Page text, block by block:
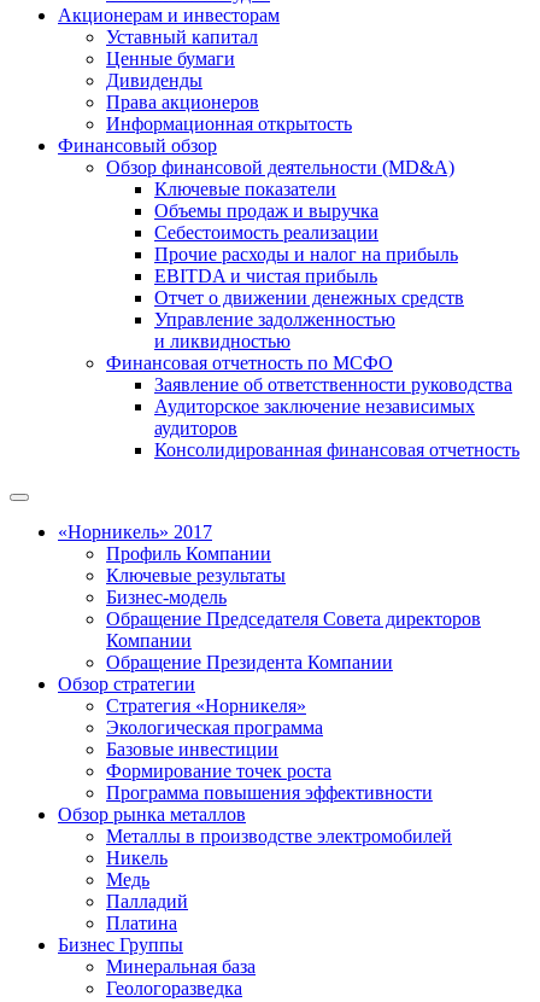
Акционерам и инвесторам
Уставный капитал
Ценные бумаги
Дивиденды
Права акционеров
Информационная открытость
Финансовый обзор
Обзор финансовой деятельности (MD&A)
Ключевые показатели
Объемы продаж и выручка
Себестоимость реализации
Прочие расходы и налог на прибыль
EBITDA и чистая прибыль
Отчет о движении денежных средств
Управление задолженностью
и ликвидностью
Финансовая отчетность по МСФО
Заявление об ответственности руководства
Аудиторское заключение независимых
аудиторов
Консолидированная финансовая отчетность
«Норникель» 2017
Профиль Компании
Ключевые результаты
Бизнес-модель
Обращение Председателя Совета директоров
Компании
Обращение Президента Компании
Обзор стратегии
Стратегия «Норникеля»
Экологическая программа
Базовые инвестиции
Формирование точек роста
Программа повышения эффективности
Обзор рынка металлов
Металлы в производстве электромобилей
Никель
Медь
Палладий
Платина
Бизнес Группы
Минеральная база
Геологоразведка